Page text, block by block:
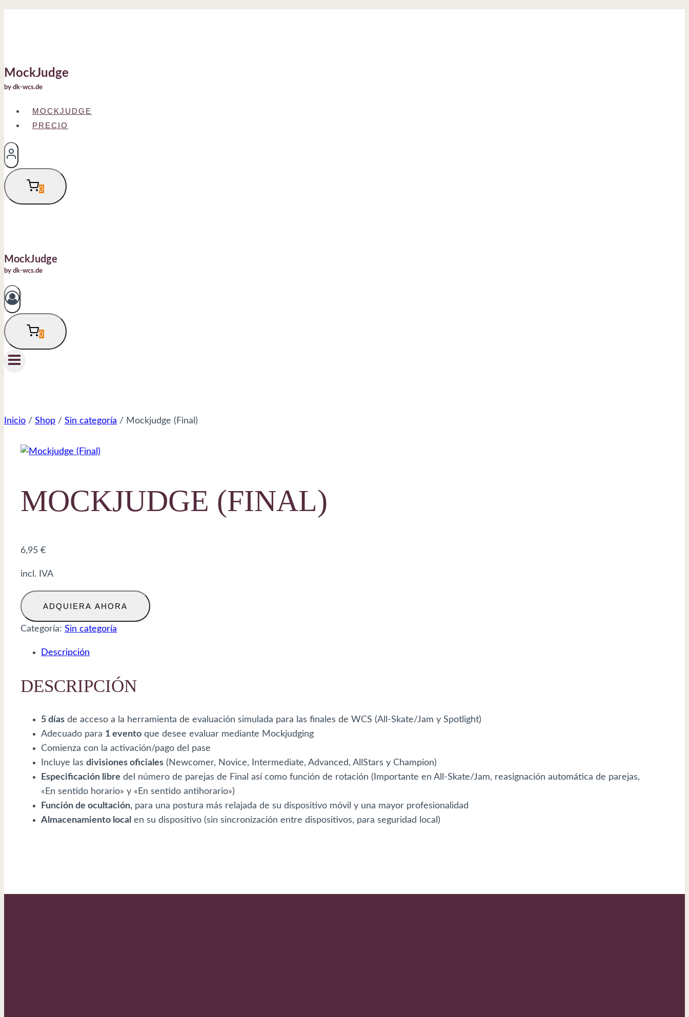
MockJudge
by dk-wcs.de
MOCKJUDGE
PRECIO
0
MockJudge
by dk-wcs.de
0
Inicio / Shop / Sin categoría / Mockjudge (Final)
MOCKJUDGE (FINAL)
6,95 €
incl. IVA
Mockjudge
(Final)
cantidad
ADQUIERA AHORA
Categoría: Sin categoría
Descripción
DESCRIPCIÓN
5 días de acceso a la herramienta de evaluación simulada para las finales de WCS (All-Skate/Jam y Spotlight)
Adecuado para 1 evento que desee evaluar mediante Mockjudging
Comienza con la activación/pago del pase
Incluye las divisiones oficiales (Newcomer, Novice, Intermediate, Advanced, AllStars y Champion)
Especificación libre del número de parejas de Final así como función de rotación (Importante en All-Skate/Jam, reasignación automática de parejas,
«En sentido horario» y «En sentido antihorario»)
Función de ocultación, para una postura más relajada de su dispositivo móvil y una mayor profesionalidad
Almacenamiento local en su dispositivo (sin sincronización entre dispositivos, para seguridad local)